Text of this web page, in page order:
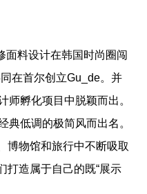
面料设计在韩国时尚圈闯
在首尔创立Gu_de。并
师孵化项目中脱颖而出。
典低调的极简风而出名。
博物馆和旅行中不断吸取
打造属于自己的既“展示